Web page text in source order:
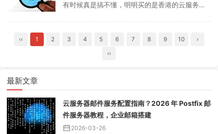
有时候真是搞不懂，明明买的是香港的云服务器，结果延迟还不如我在家里翻个墙连美国的节点快。说起来，前阵子我们团队在做一个面向东南亚市场的小项目，老板非要省事，直接让我在阿里云买了台香港ECS，想着离大陆近，理论上延迟应该很低吧，结果上线第一天就被客服和用户轮番轰炸，说访问慢得要死，页面转半天才出来。我当时脑子里...
‹‹ 1 2 3 4 5 6 7 8 9 10
›
››
最新文章
云服务器邮件服务配置指南？2026 年 Postfix 邮
件服务器教程，企业邮箱搭建
2026-03-26